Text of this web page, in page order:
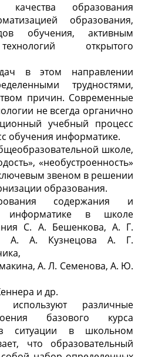
качества образования
образования,
обучения, активным
открытого
в этом направлении
трудностями,
причин. Современные
не всегда органично
учебный процесс
обучения информатике.
школе,
«необустроенность»
звеном в решении
образования.
содержания и
информатике в школе
С. А. Бешенкова, А. Г.
А. А. Кузнецова А. Г.
А. Л. Семенова, А. Ю.
и др.
различные
базового курса
ситуации в школьном
что образовательный